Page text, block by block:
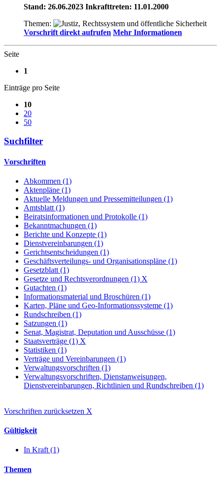
Stand: 26.06.2023 Inkrafttreten: 11.01.2000
Themen:
Vorschrift direkt aufrufen Mehr Informationen
Seite
1
Einträge pro Seite
10
20
50
Suchfilter
Vorschriften
Abkommen (1)
Aktenpläne (1)
Aktuelle Meldungen und Pressemitteilungen (1)
Amtsblatt (1)
Beiratsinformationen und Protokolle (1)
Bekanntmachungen (1)
Berichte und Konzepte (1)
Dienstvereinbarungen (1)
Gerichtsentscheidungen (1)
Geschäftsverteilungs- und Organisationspläne (1)
Gesetzblatt (1)
Gesetze und Rechtsverordnungen (1) X
Gutachten (1)
Informationsmaterial und Broschüren (1)
Karten, Pläne und Geo-Informationssysteme (1)
Rundschreiben (1)
Satzungen (1)
Senat, Magistrat, Deputation und Ausschüsse (1)
Staatsverträge (1) X
Statistiken (1)
Verträge und Vereinbarungen (1)
Verwaltungsvorschriften (1)
Verwaltungsvorschriften, Dienstanweisungen,
Dienstvereinbarungen, Richtlinien und Rundschreiben (1)
Vorschriften zurücksetzen X
Gültigkeit
In Kraft (1)
Themen